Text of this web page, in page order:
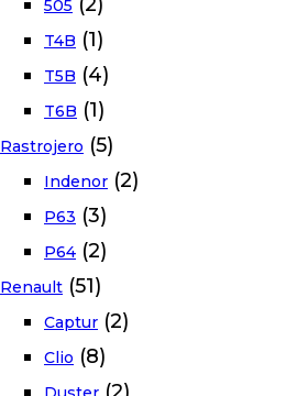
505
T4B (1)
T5B (4)
T6B (1)
Rastrojero (5)
Indenor (2)
P63 (3)
P64 (2)
Renault (51)
Captur (2)
Clio (8)